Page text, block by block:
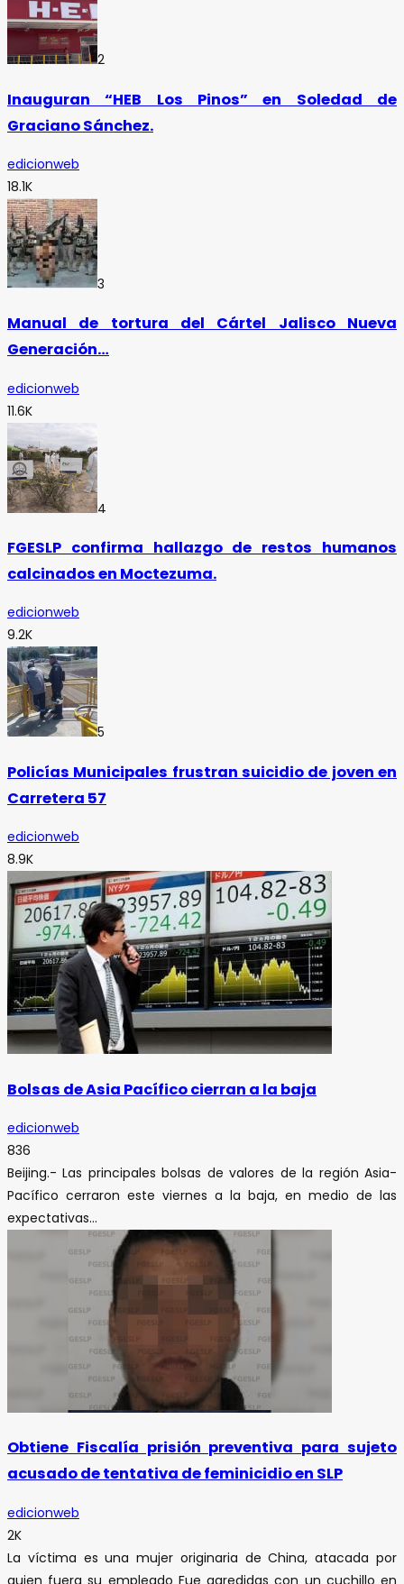
2
Inauguran “HEB Los Pinos” en Soledad de
Graciano Sánchez.
edicionweb
18.1K
3
Manual de tortura del Cártel Jalisco Nueva
Generación…
edicionweb
11.6K
4
FGESLP confirma hallazgo de restos humanos
calcinados en Moctezuma.
edicionweb
9.2K
5
Policías Municipales frustran suicidio de joven en
Carretera 57
edicionweb
8.9K
Bolsas de Asia Pacífico cierran a la baja
edicionweb
836
Beijing.- Las principales bolsas de valores de la región Asia-
Pacífico cerraron este viernes a la baja, en medio de las
expectativas...
Obtiene Fiscalía prisión preventiva para sujeto
acusado de tentativa de feminicidio en SLP
edicionweb
2K
La víctima es una mujer originaria de China, atacada por
quien fuera su empleado Fue agredidas con un cuchillo en